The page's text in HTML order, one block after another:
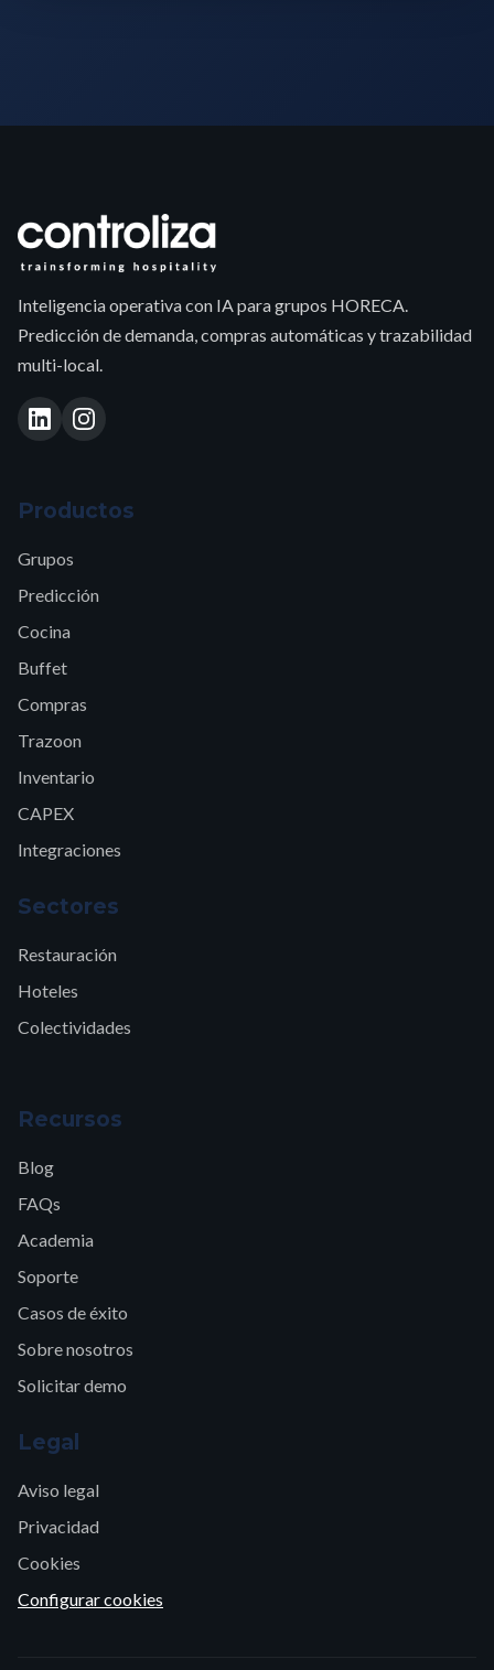
Inteligencia operativa con IA para grupos HORECA.
Predicción de demanda, compras automáticas y trazabilidad
multi-local.
Productos
Grupos
Predicción
Cocina
Buffet
Compras
Trazoon
Inventario
CAPEX
Integraciones
Sectores
Restauración
Hoteles
Colectividades
Recursos
Blog
FAQs
Academia
Soporte
Casos de éxito
Sobre nosotros
Solicitar demo
Legal
Aviso legal
Privacidad
Cookies
Configurar cookies